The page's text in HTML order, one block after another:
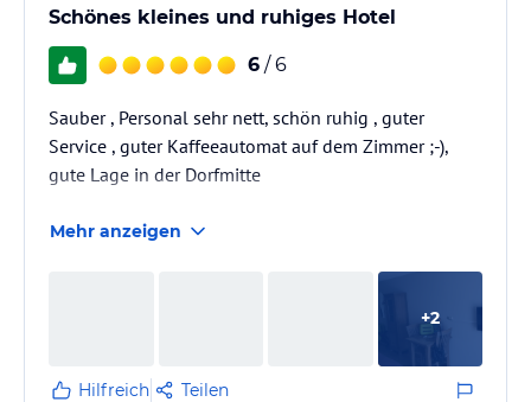
Schönes kleines und ruhiges Hotel
6 / 6
Sauber , Personal sehr nett, schön ruhig , guter
Service , guter Kaffeeautomat auf dem Zimmer ;-),
gute Lage in der Dorfmitte
Mehr anzeigen
+2
Hilfreich Teilen